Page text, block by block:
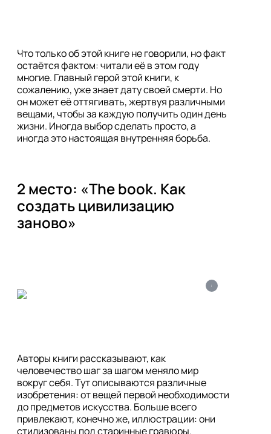
Что только об этой книге не говорили, но факт
остаётся фактом: читали её в этом году
многие. Главный герой этой книги, к
сожалению, уже знает дату своей смерти. Но
он может её оттягивать, жертвуя различными
вещами, чтобы за каждую получить один день
жизни. Иногда выбор сделать просто, а
2 место: «The book. Как
создать цивилизацию
заново»
i
Авторы книги рассказывают, как
человечество шаг за шагом меняло мир
вокруг себя. Тут описываются различные
изобретения: от вещей первой необходимости
до предметов искусства. Больше всего
привлекают, конечно же, иллюстрации: они
стилизованы под старинные гравюры.